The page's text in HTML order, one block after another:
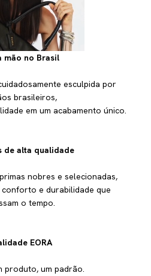
mão no Brasil
esculpida por
brasileiros,
em um acabamento único.
de alta qualidade
nobres e selecionadas,
e durabilidade que
o tempo.
EORA
produto, um padrão.